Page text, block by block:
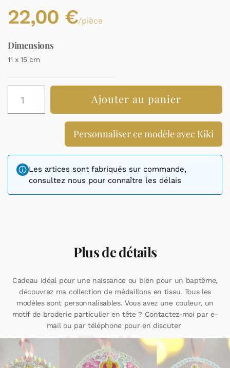
22,00 €/pièce
Dimensions
11 x 15 cm
Médaille
Ajouter au panier
Personnaliser ce modèle avec Kiki
Les artices sont fabriqués sur commande,
consultez nous pour connaître les délais
Plus de détails
Cadeau idéal pour une naissance ou bien pour un baptême,
découvrez ma collection de médaillons en tissu. Tous les
modèles sont personnalisables. Vous avez une couleur, un
motif de broderie particulier en tête ? Contactez-moi par e-
mail ou par téléphone pour en discuter